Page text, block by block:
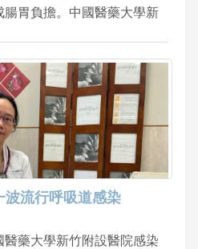
胃負擔。中國醫藥大學新
肉餐，分別是「烤豬肉黃瓜
鮮蝦柚子沙拉」，簡單美味
！ 營養師黃琳惠
、少加工」，陳宛伶提醒，
血脂、高血壓，應注意月
其含油量及糖量高，1 顆月
相當驚人，建議將月餅切
避免佳節過後血糖及血脂
波流行呼吸道感染
藥大學新竹附設醫院感染